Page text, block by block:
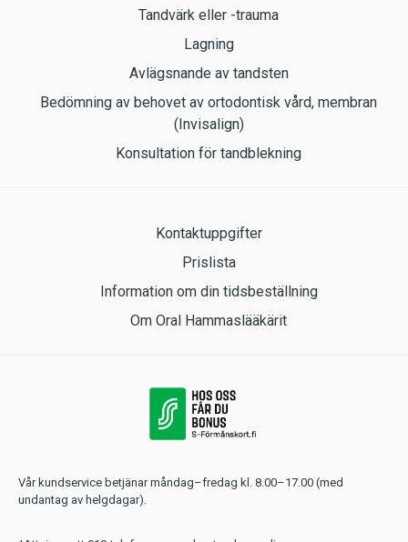
Tandvärk eller -trauma
Lagning
Avlägsnande av tandsten
Bedömning av behovet av ortodontisk vård, membran
(Invisalign)
Konsultation för tandblekning
Kontaktuppgifter
Prislista
Information om din tidsbeställning
Om Oral Hammaslääkärit
Vår kundservice betjänar måndag–fredag kl. 8.00–17.00 (med
undantag av helgdagar).